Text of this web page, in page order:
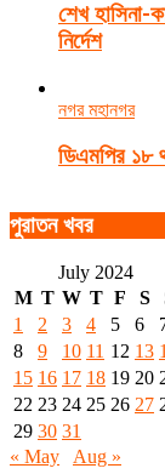
শেখ হাসিনা-
নির্দেশ
নগর মহানগর
ডিএমপির ১৮
পুরাতন খবর
July 2024
M T W T F S
1
2 3 4 5 6
8
9 10 11 12 13
15 16 17 18 19 20
22 23 24 25 26 27
29 30 31
« May
Aug »